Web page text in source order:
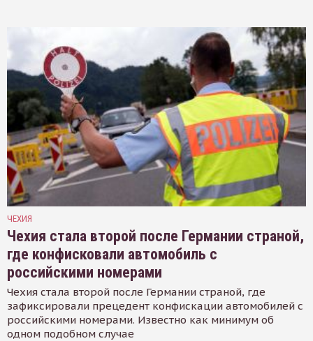
ЧЕХИЯ
Чехия стала второй после Германии страной,
где конфисковали автомобиль с
российскими номерами
Чехия стала второй после Германии страной, где
зафиксировали прецедент конфискации автомобилей с
российскими номерами. Известно как минимум об
одном подобном случае